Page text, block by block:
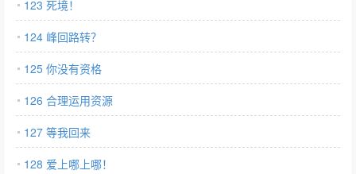
123 死境！
124 峰回路转？
125 你没有资格
126 合理运用资源
127 等我回来
128 爱上哪上哪！